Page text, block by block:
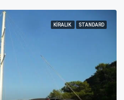
KIRALIK STANDARD